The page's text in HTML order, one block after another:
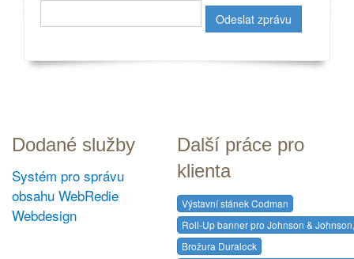
Dodané služby
Systém pro správu
obsahu WebRedie
Webdesign
Další práce pro
klienta
Výstavní stánek Codman
Roll-Up banner pro Johnson &
Brožura Duralock